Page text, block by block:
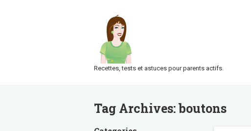
Recettes, tests et astuces pour parents actifs.
Tag Archives:boutons